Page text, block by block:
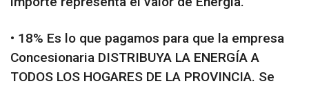
• 18% Es lo que pagamos para que la empresa
Concesionaria DISTRIBUYA LA ENERGÍA A
TODOS LOS HOGARES DE LA PROVINCIA. Se